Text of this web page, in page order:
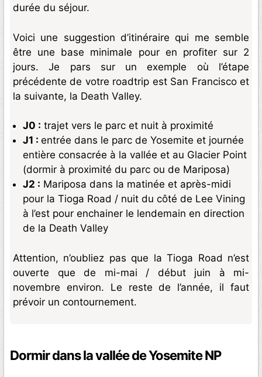
durée du séjour.
Voici une suggestion d’itinéraire qui me semble
être une base minimale pour en profiter sur 2
jours. Je pars sur un exemple où l’étape
précédente de votre roadtrip est San Francisco et
la suivante, la Death Valley.
J0 : trajet vers le parc et nuit à proximité
J1 : entrée dans le parc de Yosemite et journée
entière consacrée à la vallée et au Glacier Point
(dormir à proximité du parc ou de Mariposa)
J2 : Mariposa dans la matinée et après-midi
pour la Tioga Road / nuit du côté de Lee Vining
à l’est pour enchainer le lendemain en direction
de la Death Valley
Attention, n’oubliez pas que la Tioga Road n’est
ouverte que de mi-mai / début juin à mi-
novembre environ. Le reste de l’année, il faut
prévoir un contournement.
Dormir dans la vallée de Yosemite NP